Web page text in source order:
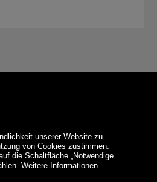
unserer Website zu
von Cookies zustimmen.
die Schaltfläche „Notwendige
Weitere Informationen